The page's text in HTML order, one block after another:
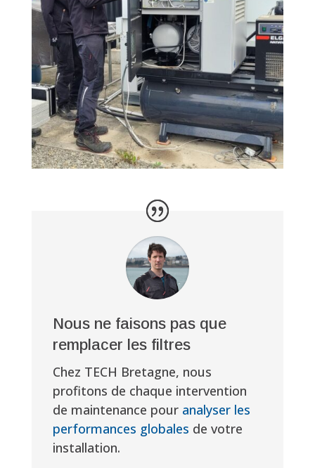
Nous ne faisons pas que
remplacer les filtres
Chez TECH Bretagne, nous
profitons de chaque intervention
de maintenance pour analyser les
performances globales de votre
installation.